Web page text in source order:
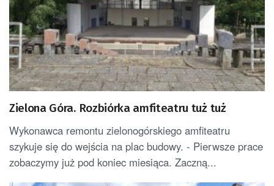
Zielona Góra. Rozbiórka amfiteatru tuż tuż
Wykonawca remontu zielonogórskiego amfiteatru
szykuje się do wejścia na plac budowy. - Pierwsze prace
zobaczymy już pod koniec miesiąca. Zaczną...